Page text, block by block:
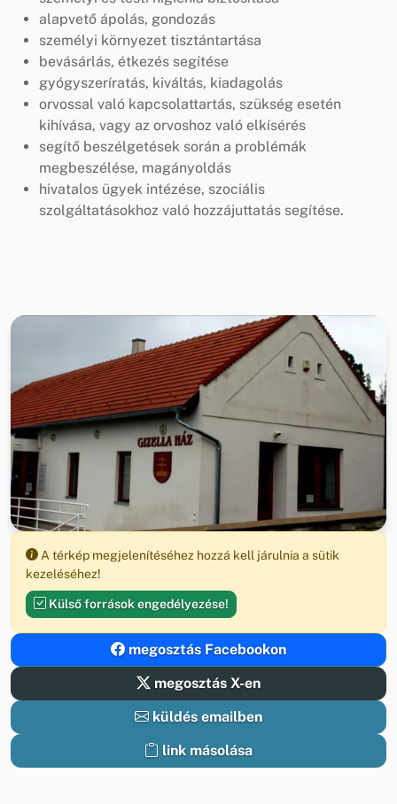
alapvető ápolás, gondozás
személyi környezet tisztántartása
bevásárlás, étkezés segítése
gyógyszeríratás, kiváltás, kiadagolás
orvossal való kapcsolattartás, szükség esetén
kihívása, vagy az orvoshoz való elkísérés
segítő beszélgetések során a problémák
megbeszélése, magányoldás
hivatalos ügyek intézése, szociális
szolgáltatásokhoz való hozzájuttatás segítése.
A térkép megjelenítéséhez hozzá kell járulnia a sütik
kezeléséhez!
Külső források engedélyezése!
megosztás Facebookon
megosztás X-en
küldés emailben
link másolása